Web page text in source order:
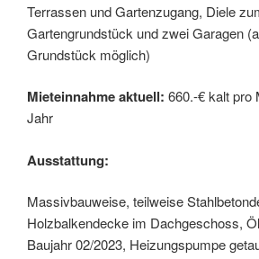
Terrassen und Gartenzugang, Diele
Gartengrundstück und zwei Garagen
Grundstück möglich)
Mieteinnahme aktuell: 660.-€ kalt pro
Jahr
Ausstattung:
Massivbauweise, teilweise
Holzbalkendecke im Dachgeschoss,
Baujahr 02/2023, Heizungspumpe